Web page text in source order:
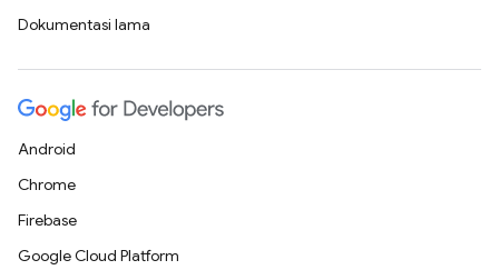
Dokumentasi lama
Android
Chrome
Firebase
Google Cloud Platform